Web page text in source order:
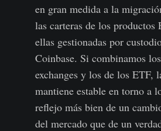
en gran medida a la
las carteras de los productos
ellas gestionadas por
Coinbase. Si combinamos
exchanges y los de los ETF,
mantiene estable en torno a
reflejo más bien de un
del mercado que de un